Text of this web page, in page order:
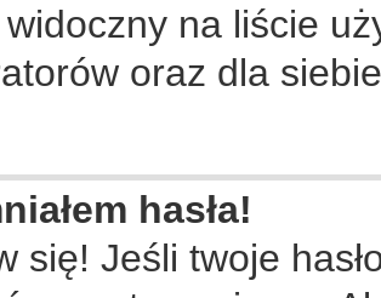
na liście
oraz dla
hasła!
się! Jeśli twoje